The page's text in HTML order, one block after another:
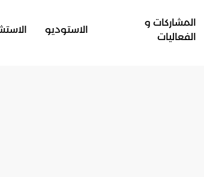
المشاركات و
الفعاليات
الاستوديو